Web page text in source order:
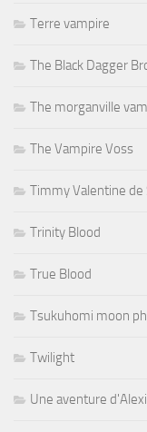
Terre vampire
The Black Dagger
The morganville
The Vampire Voss
Timmy Valentine de
Trinity Blood
True Blood
Tsukuhomi moon
Twilight
Une aventure